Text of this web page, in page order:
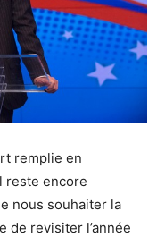
remplie en
reste encore
nous souhaiter la
de revisiter l’année